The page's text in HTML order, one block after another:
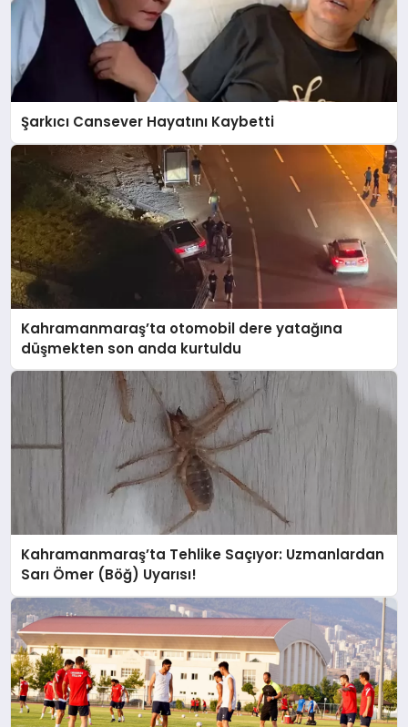
Şarkıcı Cansever Hayatını Kaybetti
Kahramanmaraş’ta otomobil dere yatağına
düşmekten son anda kurtuldu
Kahramanmaraş’ta Tehlike Saçıyor: Uzmanlardan
Sarı Ömer (Böğ) Uyarısı!